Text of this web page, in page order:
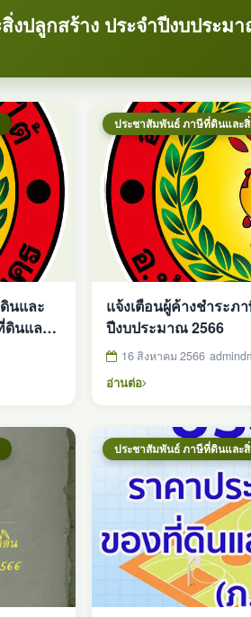
ปลูกสร้าง ประจำปีงบประม
นและ
แจ้งเตือนผู้ค้างชำระภ
ปีงบประมาณ 2566
16 สิงหาคม 2566
อ่านต่อ